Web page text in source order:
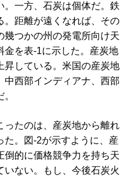
。一方、石炭は個体だ。鉄
。距離が遠くなれば、その
幾つかの州の発電所向け天
を表‐1に示した。産炭地
昇している。米国の産炭地
中西部インディアナ、西部
たのは、産炭地から離れ
。図‐2が示すように、産
倒的に価格競争力を持ち天
ない。もし、今後石炭火